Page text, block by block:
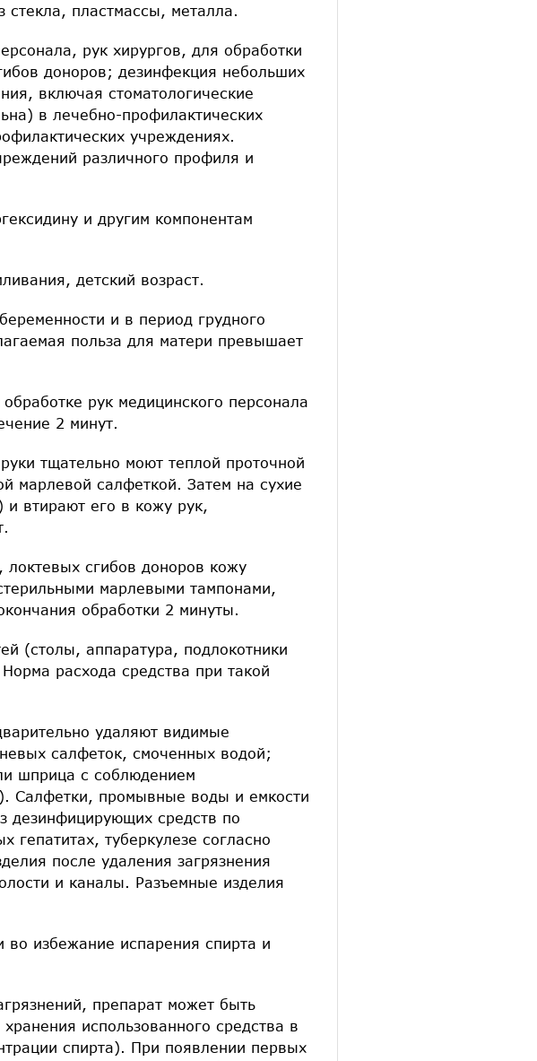
пластмассы, металла.
рук хирургов, для обработки
доноров; дезинфекция небольших
включая стоматологические
в лечебно-профилактических
учреждениях.
различного профиля и
и другим компонентам
детский возраст.
и в период грудного
польза для матери превышает
рук медицинского персонала
2 минут.
тщательно моют теплой проточной
марлевой салфеткой. Затем на сухие
втирают его в кожу рук,
локтевых сгибов доноров кожу
марлевыми тампонами,
обработки 2 минуты.
(столы, аппаратура, подлокотники
расхода средства при такой
удаляют видимые
салфеток, смоченных водой;
шприца с соблюдением
Салфетки, промывные воды и емкости
дезинфицирующих средств по
туберкулезе согласно
после удаления загрязнения
и каналы. Разъемные изделия
во избежание испарения спирта и
препарат может быть
использованного средства в
спирта). При появлении первых